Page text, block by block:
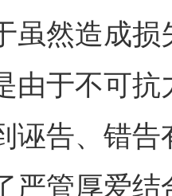
虽然造成
由于不可
诬告、错
严管厚爱